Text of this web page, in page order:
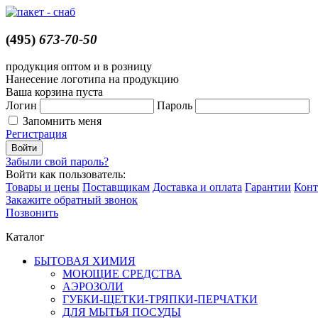
(495) 673-70-50
продукция оптом и в розницу
Нанесение логотипа на продукцию
Ваша корзина пуста
Логин
Пароль
Запомнить меня
Регистрация
Забыли свой пароль?
Войти как пользователь:
Товары и цены Поставщикам Доставка и оплата Гарантии
Закажите обратный звонок
Позвонить
Каталог
БЫТОВАЯ ХИМИЯ
МОЮЩИЕ СРЕДСТВА
АЭРОЗОЛИ
ГУБКИ-ЩЕТКИ-ТРЯПКИ-ПЕРЧАТКИ
ДЛЯ МЫТЬЯ ПОСУДЫ